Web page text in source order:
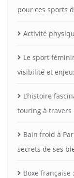
pour ces sports
Activité
Le sport
visibilité et
L’histoire
touring à travers
Bain froid à
secrets de ses
Boxe française